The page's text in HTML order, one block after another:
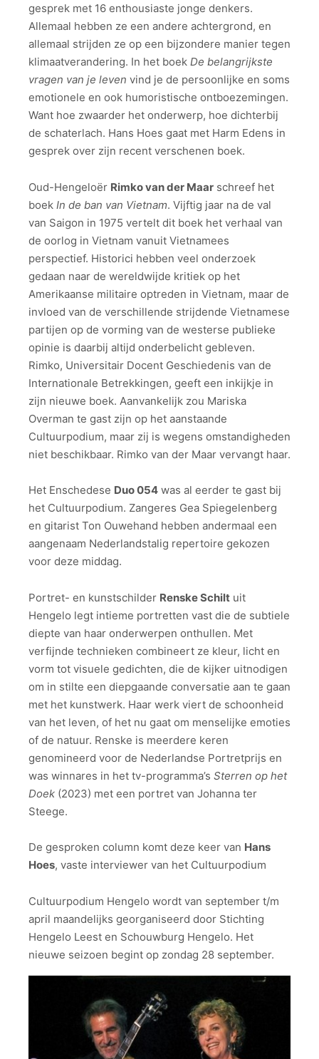
gesprek met 16 enthousiaste jonge denkers.
Allemaal hebben ze een andere achtergrond, en
allemaal strijden ze op een bijzondere manier tegen
klimaatverandering. In het boek De belangrijkste
vragen van je leven vind je de persoonlijke en soms
emotionele en ook humoristische ontboezemingen.
Want hoe zwaarder het onderwerp, hoe dichterbij
de schaterlach. Hans Hoes gaat met Harm Edens in
gesprek over zijn recent verschenen boek.
Oud-Hengeloër Rimko van der Maar schreef het
boek In de ban van Vietnam. Vijftig jaar na de val
van Saigon in 1975 vertelt dit boek het verhaal van
de oorlog in Vietnam vanuit Vietnamees
perspectief. Historici hebben veel onderzoek
gedaan naar de wereldwijde kritiek op het
Amerikaanse militaire optreden in Vietnam, maar de
invloed van de verschillende strijdende Vietnamese
partijen op de vorming van de westerse publieke
opinie is daarbij altijd onderbelicht gebleven.
Rimko, Universitair Docent Geschiedenis van de
Internationale Betrekkingen, geeft een inkijkje in
zijn nieuwe boek. Aanvankelijk zou Mariska
Overman te gast zijn op het aanstaande
Cultuurpodium, maar zij is wegens omstandigheden
niet beschikbaar. Rimko van der Maar vervangt haar.
Het Enschedese Duo 054 was al eerder te gast bij
het Cultuurpodium. Zangeres Gea Spiegelenberg
en gitarist Ton Ouwehand hebben andermaal een
aangenaam Nederlandstalig repertoire gekozen
voor deze middag.
Portret- en kunstschilder Renske Schilt uit
Hengelo legt intieme portretten vast die de subtiele
diepte van haar onderwerpen onthullen. Met
verfijnde technieken combineert ze kleur, licht en
vorm tot visuele gedichten, die de kijker uitnodigen
om in stilte een diepgaande conversatie aan te gaan
met het kunstwerk. Haar werk viert de schoonheid
van het leven, of het nu gaat om menselijke emoties
of de natuur. Renske is meerdere keren
genomineerd voor de Nederlandse Portretprijs en
was winnares in het tv-programma’s Sterren op het
Doek (2023) met een portret van Johanna ter
Steege.
De gesproken column komt deze keer van Hans
Hoes, vaste interviewer van het Cultuurpodium
Cultuurpodium Hengelo wordt van september t/m
april maandelijks georganiseerd door Stichting
Hengelo Leest en Schouwburg Hengelo. Het
nieuwe seizoen begint op zondag 28 september.